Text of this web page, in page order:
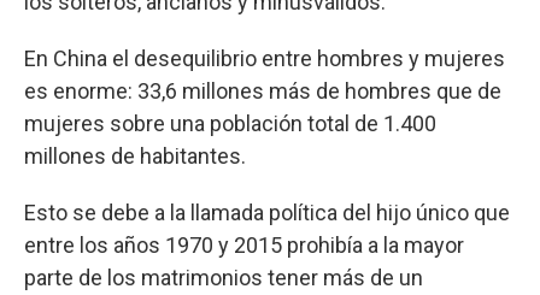
En China el desequilibrio entre hombres y mujeres
es enorme: 33,6 millones más de hombres que de
mujeres sobre una población total de 1.400
millones de habitantes.
Esto se debe a la llamada política del hijo único que
entre los años 1970 y 2015 prohibía a la mayor
parte de los matrimonios tener más de un